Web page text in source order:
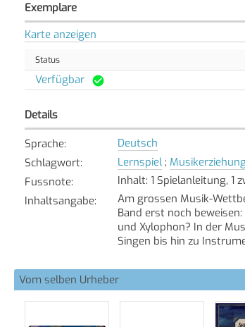
Exemplare
Karte anzeigen
Status
Verfügbar
Details
Sprache:
Deutsch
Schlagwort: Lernspiel;
Fussnote:
Inhalt: 1 Spielanleitung, 1
Inhaltsangabe:
Am grossen Musik-
Band erst noch
und Xylophon? In der
Singen bis hin zu
Vom selben Urheber